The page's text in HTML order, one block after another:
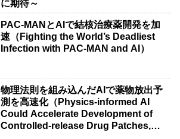
に期待～
PAC-MANとAIで結核治療薬開発を加
速（Fighting the World’s Deadliest
Infection with PAC-MAN and AI）
物理法則を組み込んだAIで薬物放出予
測を高速化（Physics-informed AI
Could Accelerate Development of
Controlled-release Drug Patches,